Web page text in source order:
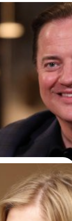
ร่วมงาน
อชื่อเข้าชิง
คัมแบ็กสู่วงการ
Whale' ที่ได้รับทั้ง
ผู้ชมรอบปฐมทัศน์
ปี 2022 จนทำให้
ข้าชิงรางวัลในเวที
ที่กำลังจะจัด
ถูกล่วงละเมิด
ต่างประเทศฮอลลี
หรือ HFPA) เมื่อ
ดีต และตัดสินใจที่
ถึง แม้ว่าเขาจะได้
ภาพยนตร์เรื่อง
ณ์เกี่ยวกับโอกาสที่
ตร์ ‘Rich Flu’
หม่ผู้กำกับ